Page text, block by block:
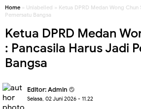
Home » Unlabelled » Ketua DPRD Medan Wong Chun
Pemersatu Bangsa
Ketua DPRD Medan
: Pancasila Harus Jadi
Bangsa
Editor: Admin
Selasa, 02 Juni 2026 - 11.22